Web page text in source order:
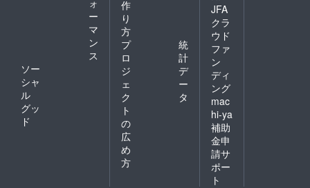
ォ
ー
マ
ン
ス
ソー
シャ
ル
グッ
ド
作
り
方
プ
ロ
ジ
ェ
ク
ト
の
広
め
方
統
計
デ
ー
タ
JFA
クラ
ウド
ファ
ン
ディ
ング
mac
hi-ya
補助
金申
請サ
ポー
ト